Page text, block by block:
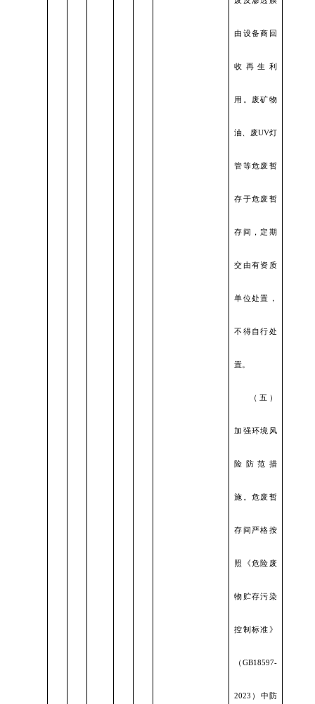
由设备商回
收再生利
用。废矿物
油、废UV灯
管等危废暂
存于危废暂
存间，定期
交由有资质
单位处置，
不得自行处
置。
（五）
加强环境风
险防范措
施。危废暂
存间严格按
照《危险废
物贮存污染
控制标准》
（ GB18597-
2023）中防